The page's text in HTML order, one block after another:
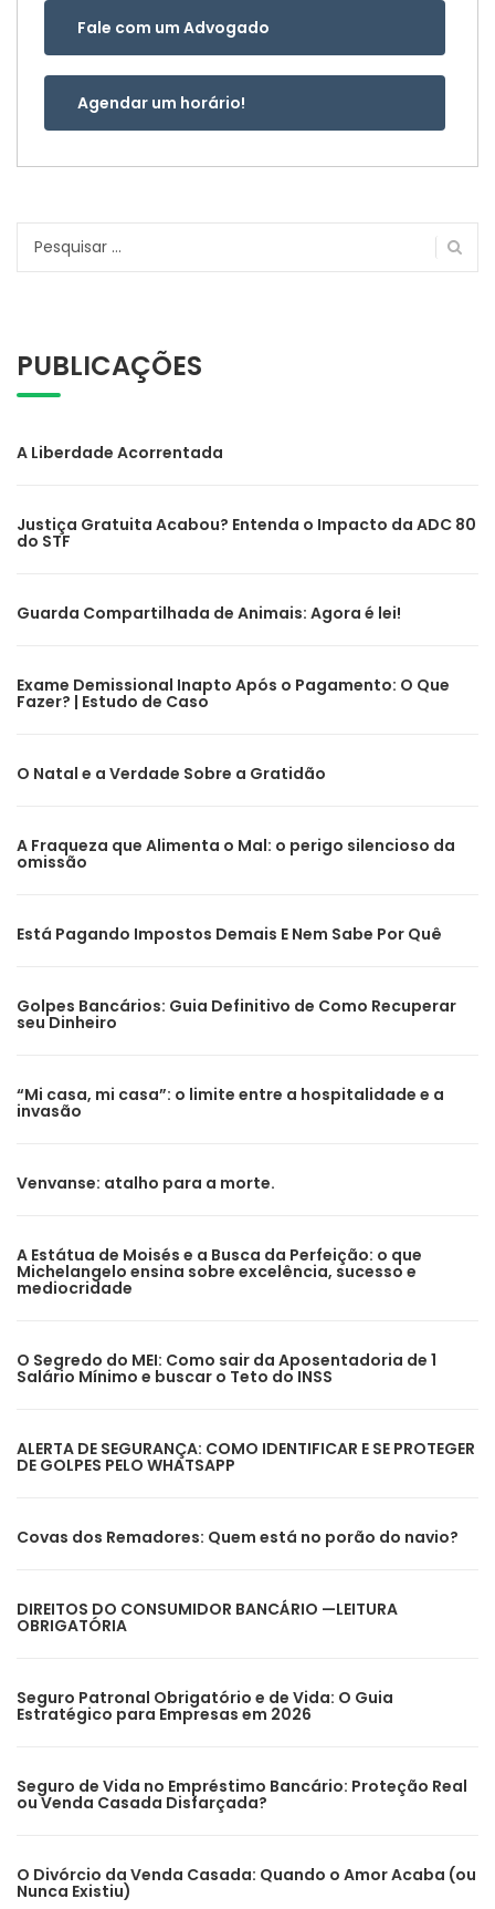
Fale com um Advogado
Agendar um horário!
Pesquisar
PUBLICAÇÕES
A Liberdade Acorrentada
Justiça Gratuita Acabou? Entenda o Impacto da ADC 80
do STF
Guarda Compartilhada de Animais: Agora é lei!
Exame Demissional Inapto Após o Pagamento: O Que
Fazer? | Estudo de Caso
O Natal e a Verdade Sobre a Gratidão
A Fraqueza que Alimenta o Mal: o perigo silencioso da
omissão
Está Pagando Impostos Demais E Nem Sabe Por Quê
Golpes Bancários: Guia Definitivo de Como Recuperar
seu Dinheiro
“Mi casa, mi casa”: o limite entre a hospitalidade e a
invasão
Venvanse: atalho para a morte.
A Estátua de Moisés e a Busca da Perfeição: o que
Michelangelo ensina sobre excelência, sucesso e
mediocridade
O Segredo do MEI: Como sair da Aposentadoria de 1
Salário Mínimo e buscar o Teto do INSS
ALERTA DE SEGURANÇA: COMO IDENTIFICAR E SE PROTEGER
DE GOLPES PELO WHATSAPP
Covas dos Remadores: Quem está no porão do navio?
DIREITOS DO CONSUMIDOR BANCÁRIO —LEITURA
OBRIGATÓRIA
Seguro Patronal Obrigatório e de Vida: O Guia
Estratégico para Empresas em 2026
Seguro de Vida no Empréstimo Bancário: Proteção Real
ou Venda Casada Disfarçada?
O Divórcio da Venda Casada: Quando o Amor Acaba (ou
Nunca Existiu)